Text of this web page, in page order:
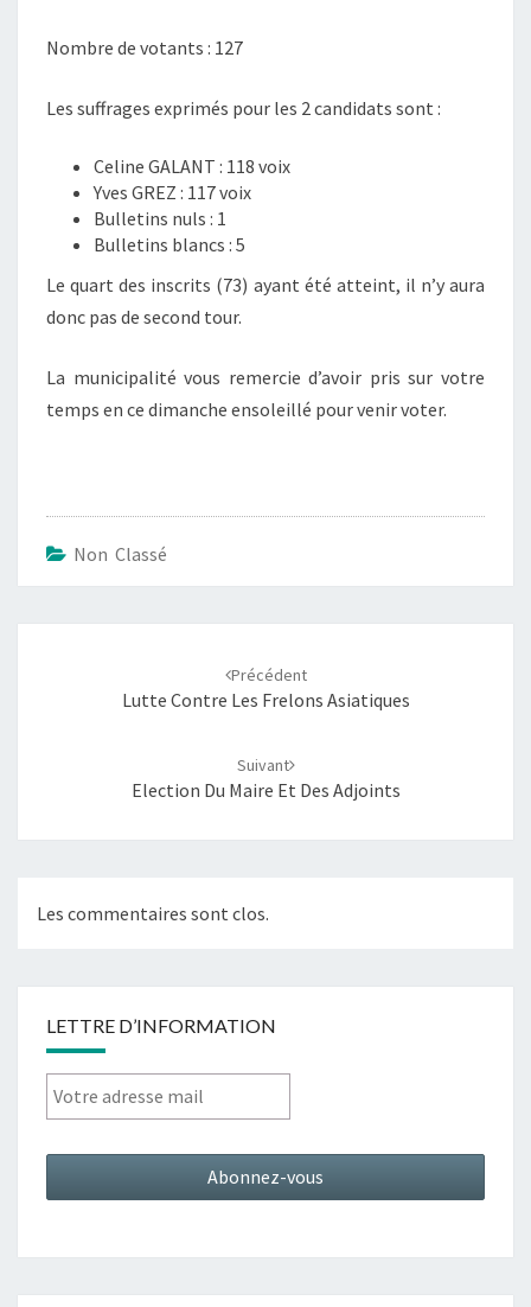
Nombre de votants : 127
Les suffrages exprimés pour les 2 candidats sont :
Celine GALANT : 118 voix
Yves GREZ : 117 voix
Bulletins nuls : 1
Bulletins blancs : 5
Le quart des inscrits (73) ayant été atteint, il n’y aura
donc pas de second tour.
La municipalité vous remercie d’avoir pris sur votre
temps en ce dimanche ensoleillé pour venir voter.
Non Classé
Précédent
Lutte Contre Les Frelons Asiatiques
Suivant
Election Du Maire Et Des Adjoints
Les commentaires sont clos.
LETTRE D’INFORMATION